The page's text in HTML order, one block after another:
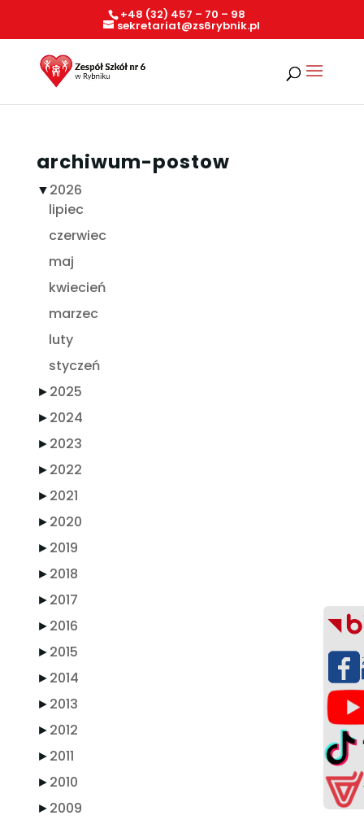
+48 (32) 457 – 70 – 98
sekretariat@zs6rybnik.pl
archiwum-postow
▼2026
lipiec
czerwiec
maj
kwiecień
marzec
luty
styczeń
►2025
►2024
►2023
►2022
►2021
►2020
►2019
►2018
►2017
►2016
►2015
►2014
►2013
►2012
►2011
►2010
►2009